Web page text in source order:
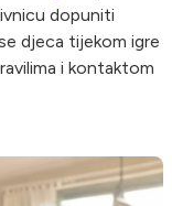
dopuniti
djeca tijekom igre
i kontaktom